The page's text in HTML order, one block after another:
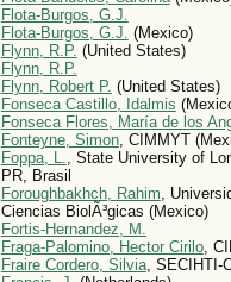
Flota-Burgos, G.J.
Flota-Burgos, G.J. (Mexico)
Flynn, R.P. (United States)
Flynn, R.P.
Flynn, Robert P. (United States)
Fonseca Castillo, Idalmis
Fonseca Flores, María de los
Fonteyne, Simon, CIMMYT
Foppa, L., State University of
PR, Brasil
Foroughbakhch, Rahim,
Ciencias BiolÃ³gicas (Mexico)
Fortis-Hernandez, M.
Fraga-Palomino, Hector Cirilo,
Fraire Cordero, Silvia, SECIHTI-